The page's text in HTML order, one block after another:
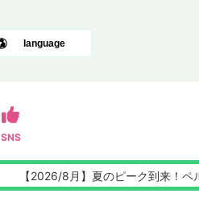
SNS
【2026/8月】夏のピーク到来！ペ